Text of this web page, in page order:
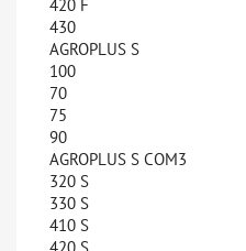
420 F
430
AGROPLUS S
100
70
75
90
AGROPLUS S COM3
320 S
330 S
410 S